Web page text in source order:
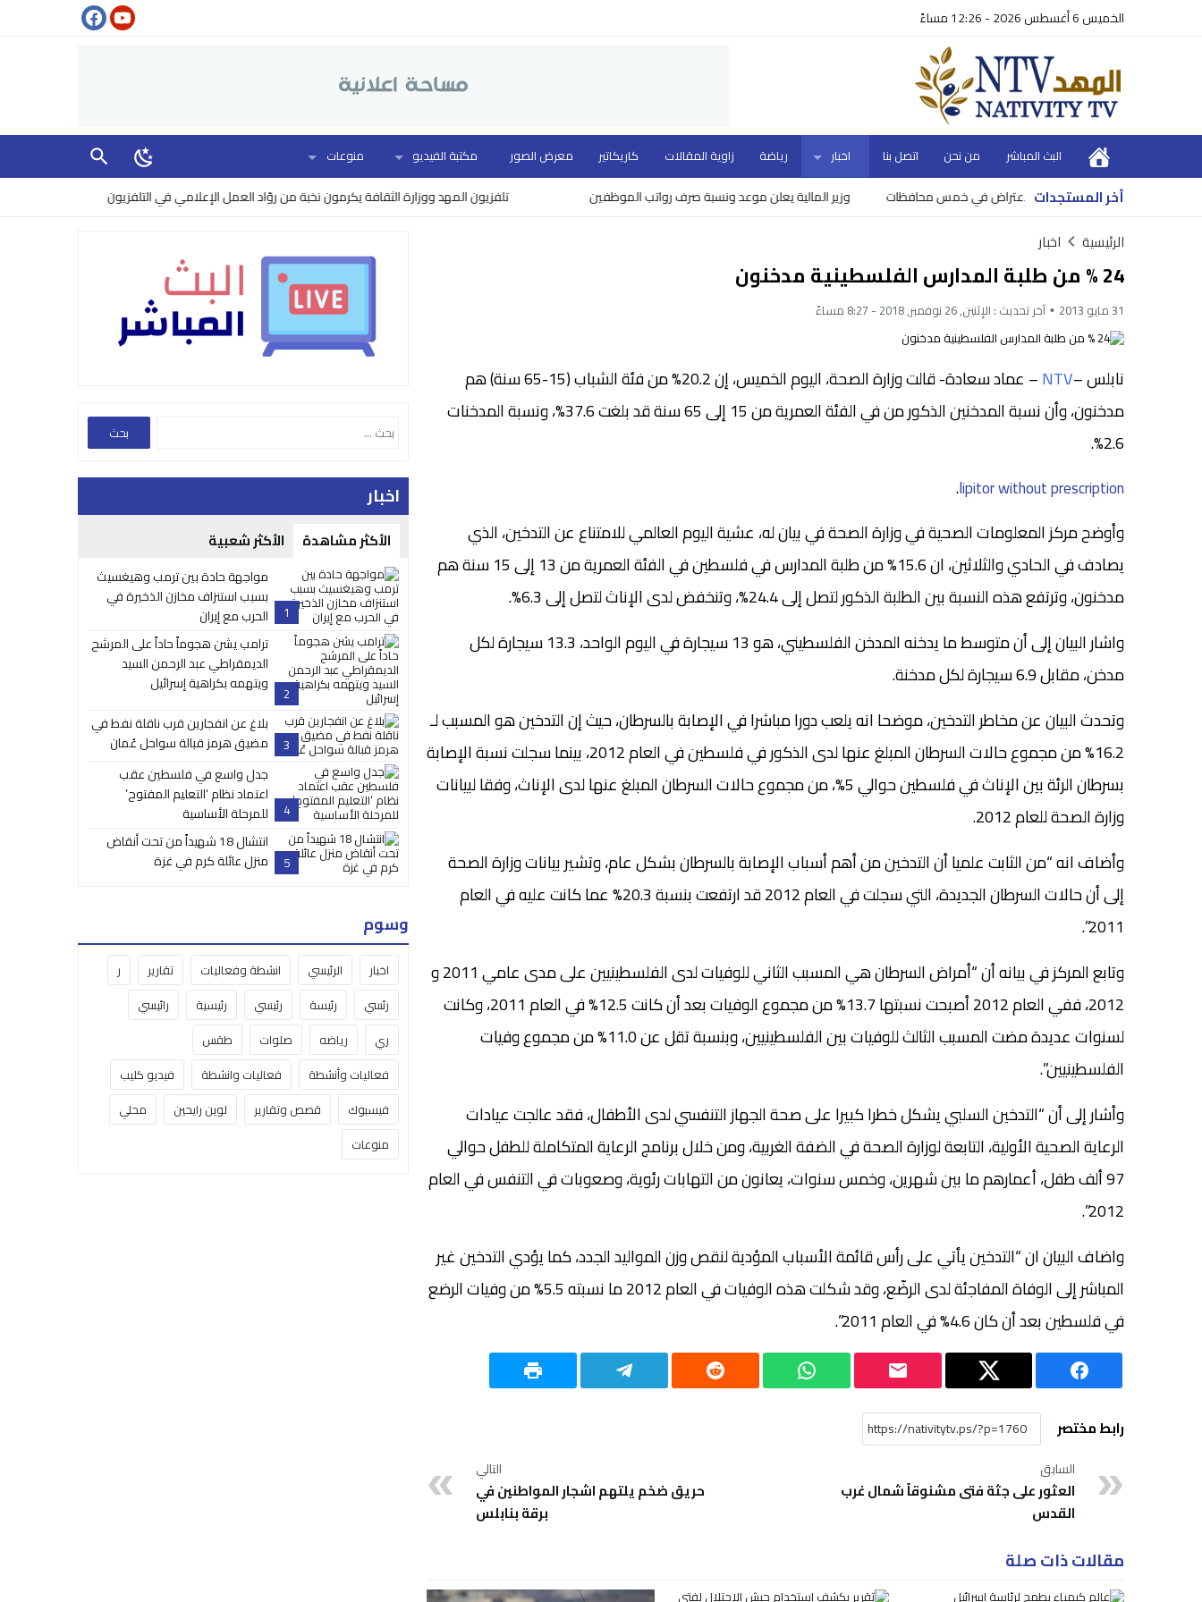
الخميس 6 أغسطس 2026 - 12:26 مساءً
البث المباشر من نحن اتصل بنا اخبار رياضة زاوية المقالات كاريكاتير معرض الصور مكتبة الفيديو منوعات
أخر المستجدات تلفزيون المهد ووزارة الثقافة يكرمون نخبة من روّاد العمل الإعلامي في التلفزيون البنتاغون يرفع وزير المالية يعلن موعد ونسبة صرف رواتب الموظفين
الرئيسية اخبار
24 % من طلبة المدارس الفلسطينية مدخنون
31 مايو 2013 آخر تحديث : الإثنين, 26 نوفمبر, 2018 - 8:27 مساءً
نابلس –NTV
– عماد سعادة- قالت وزارة الصحة، اليوم الخميس، إن 20.2% من فئة الشباب (15-65 سنة) هم
مدخنون، وأن نسبة المدخنين الذكور من في الفئة العمرية من 15 إلى 65 سنة قد بلغت 37.6%، ونسبة المدخنات
2.6%.
lipitor without prescription
.
وأوضح مركز المعلومات الصحية في وزارة الصحة في بيان له، عشية اليوم العالمي للامتناع عن التدخين، الذي
يصادف في الحادي والثلاثين، ان 15.6% من طلبة المدارس في فلسطين في الفئة العمرية من 13 إلى 15 سنة هم
مدخنون، وترتفع هذه النسبة بين الطلبة الذكور لتصل إلى 24.4%، وتنخفض لدى الإناث لتصل إلى 6.3%.
واشار البيان إلى أن متوسط ما يدخنه المدخن الفلسطيني، هو 13 سيجارة في اليوم الواحد، 13.3 سيجارة لكل
مدخن، مقابل 6.9 سيجارة لكل مدخنة.
وتحدث البيان عن مخاطر التدخين، موضحا انه يلعب دورا مباشرا في الإصابة بالسرطان، حيث إن التدخين هو المسبب لـ
16.2% من مجموع حالات السرطان المبلغ عنها لدى الذكور في فلسطين في العام 2012، بينما سجلت نسبة الإصابة
بسرطان الرئة بين الإناث في فلسطين حوالي 5%، من مجموع حالات السرطان المبلغ عنها لدى الإناث، وفقا لبيانات
وزارة الصحة للعام 2012.
وأضاف انه “من الثابت علميا أن التدخين من أهم أسباب الإصابة بالسرطان بشكل عام، وتشير بيانات وزارة الصحة
إلى أن حالات السرطان الجديدة، التي سجلت في العام 2012 قد ارتفعت بنسبة 20.3% عما كانت عليه في العام
2011”.
وتابع المركز في بيانه أن “أمراض السرطان هي المسبب الثاني للوفيات لدى الفلسطينيين على مدى عامي 2011 و
2012، ففي العام 2012 أصبحت نسبتها 13.7% من مجموع الوفيات بعد أن كانت 12.5% في العام 2011، وكانت
لسنوات عديدة مضت المسبب الثالث للوفيات بين الفلسطينيين، وبنسبة تقل عن 11.0% من مجموع وفيات
الفلسطينيين”.
وأشار إلى أن “التدخين السلبي يشكل خطرا كبيرا على صحة الجهاز التنفسي لدى الأطفال، فقد عالجت عيادات
الرعاية الصحية الأولية، التابعة لوزارة الصحة في الضفة الغربية، ومن خلال برنامج الرعاية المتكاملة للطفل حوالي
97 ألف طفل، أعمارهم ما بين شهرين، وخمس سنوات، يعانون من التهابات رئوية، وصعوبات في التنفس في العام
2012”.
واضاف البيان ان “التدخين يأتي على رأس قائمة الأسباب المؤدية لنقص وزن المواليد الجدد، كما يؤدي التدخين غير
المباشر إلى الوفاة المفاجئة لدى الرضّع، وقد شكلت هذه الوفيات في العام 2012 ما نسبته 5.5% من وفيات الرضع
في فلسطين بعد أن كان 4.6% في العام 2011”.
رابط مختصر
السابق
العثور على جثة فتى مشنوقاً شمال غرب
القدس
التالي
حريق ضخم يلتهم اشجار المواطنين في
برقة بنابلس
مقالات ذات صلة
اخبار
الأكثر مشاهدة الأكثر شعبية
1
مواجهة حادة بين ترمب وهيغسيث
بسبب استنزاف مخازن الذخيرة في
الحرب مع إيران
2
ترامب يشن هجوماً حاداً على المرشح
الديمقراطي عبد الرحمن السيد
ويتهمه بكراهية إسرائيل
3
بلاغ عن انفجارين قرب ناقلة نفط في
مضيق هرمز قبالة سواحل عُمان
4
جدل واسع في فلسطين عقب
اعتماد نظام ‘التعليم المفتوح’
للمرحلة الأساسية
5
انتشال 18 شهيداً من تحت أنقاض
منزل عائلة كرم في غزة
وسوم
اخبار الرئيسي انشطة وفعاليات تقارير
ر
رئسي
رئيسة رئيسي رئيسية
رائيسي
ري
رياضه صلوات
طقس
فعاليات وأنشطة
فعاليات وانشطة
فيديو كليب
فيسبوك
قصص وتقارير لوين رايحين
محلي
منوعات